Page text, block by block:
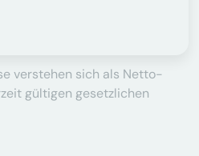
verstehen sich als Netto-
gültigen gesetzlichen